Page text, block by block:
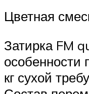
Цветная
Затирка FM
особенности
кг сухой